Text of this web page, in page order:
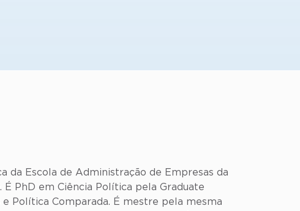
da Escola de Administração de Empresas da
É PhD em Ciência Política pela Graduate
Política Comparada. É mestre pela mesma